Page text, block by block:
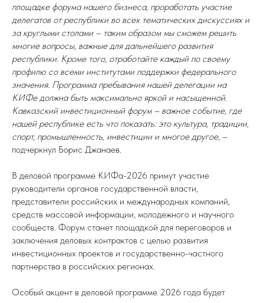
площадке форума нашего бизнеса, проработать участие
делегатов от республики во всех тематических дискуссиях и
за круглыми столами – таким образом мы сможем решить
многие вопросы, важные для дальнейшего развития
республики. Кроме того, отработайте каждый по своему
профилю со всеми институтами поддержки федерального
значения. Программа пребывания нашей делегации на
КИФе должна быть максимально яркой и насыщенной.
Кавказский инвестиционный форум – важное событие, где
нашей республике есть что показать: это культура, традиции,
спорт, промышленность, инвестиции и многое другое, –
подчеркнул Борис Джанаев.
В деловой программе КИФа-2026 примут участие
руководители органов государственной власти,
представители российских и международных компаний,
средств массовой информации, молодежного и научного
сообществ. Форум станет площадкой для переговоров и
заключения деловых контрактов с целью развития
инвестиционных проектов и государственно-частного
партнерства в российских регионах.
Особый акцент в деловой программе 2026 года будет